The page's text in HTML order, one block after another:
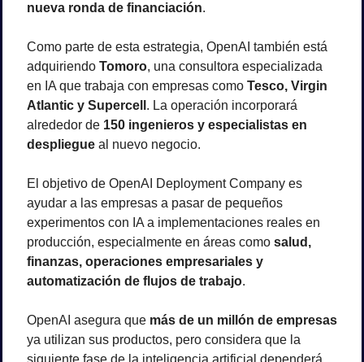
nueva ronda de financiación.
Como parte de esta estrategia, OpenAI también está
adquiriendo Tomoro, una consultora especializada
en IA que trabaja con empresas como Tesco, Virgin
Atlantic y Supercell . La operación incorporará
alrededor de 150 ingenieros y especialistas en
despliegue al nuevo negocio.
El objetivo de OpenAI Deployment Company es
ayudar a las empresas a pasar de pequeños
experimentos con IA a implementaciones reales en
producción, especialmente en áreas como salud,
finanzas, operaciones empresariales y
automatización de flujos de trabajo.
OpenAI asegura que más de un millón de empresas
ya utilizan sus productos, pero considera que la